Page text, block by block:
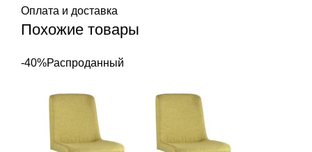
Оплата и доставка
Похожие товары
-40%Распроданный